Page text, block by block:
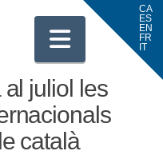
juliol les
català